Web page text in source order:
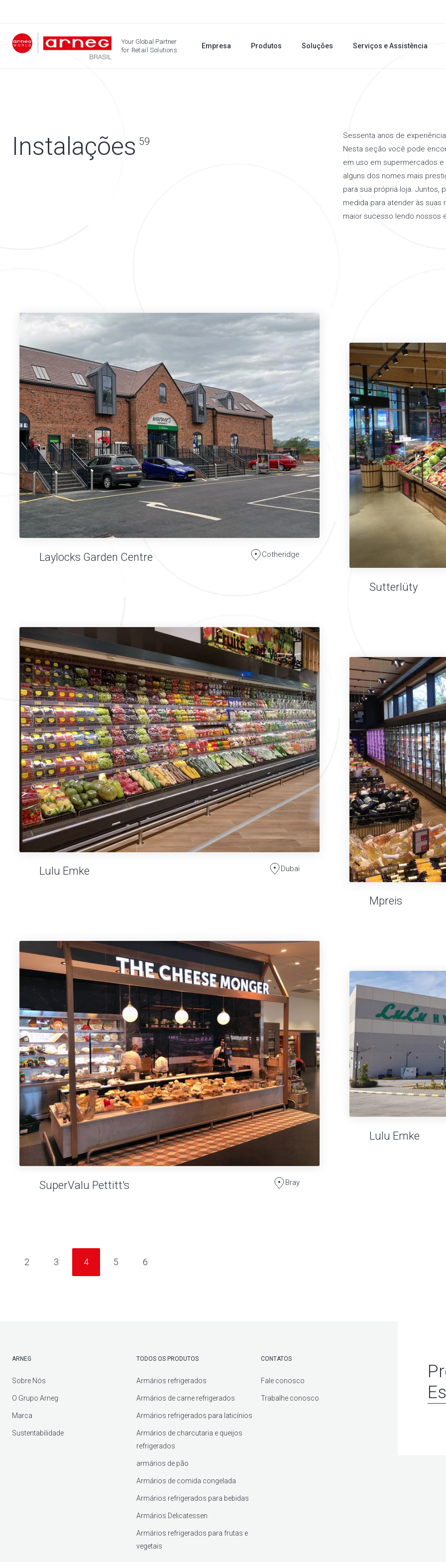
Your Global Partner
for Retail Solutions
Empresa Produtos Soluções Serviços e Assistência
Instalações 59
Sessenta anos de
Nesta seção você pode
em uso em supermercados
alguns dos nomes mais
para sua própria loja. Juntos,
medida para atender às
maior sucesso lendo nossos
Laylocks Garden Centre Cotheridge
Sutterlüty
Lulu Emke Dubai
Mpreis
SuperValu Pettitt's Bray
Lulu Emke
2 3 4 5 6
ARNEG
Sobre Nós
O Grupo Arneg
Marca
Sustentabilidade
TODOS OS PRODUTOS
Armários refrigerados
Armários de carne refrigerados
Armários refrigerados para laticínios
Armários de charcutaria e queijos
refrigerados
armários de pão
Armários de comida congelada
Armários refrigerados para bebidas
Armários Delicatessen
Armários refrigerados para frutas e
vegetais
CONTATOS
Fale conosco
Trabalhe conosco